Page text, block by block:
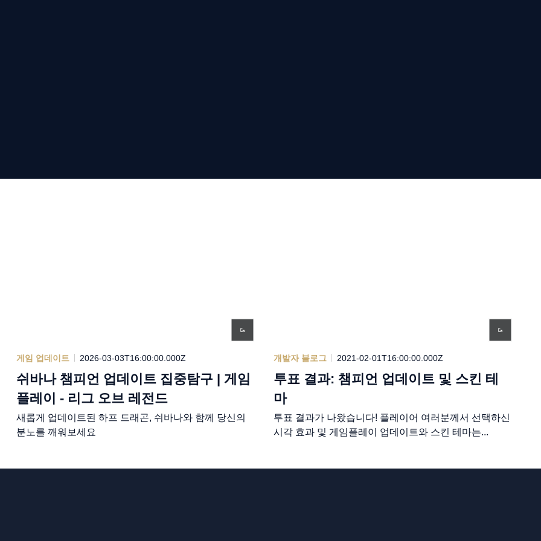
게임 업데이트 2026-03-03T16:00:00.000Z
쉬바나 챔피언 업데이트 집중탐구 | 게임
플레이 - 리그 오브 레전드
새롭게 업데이트된 하프 드래곤, 쉬바나와 함께 당신의
분노를 깨워보세요
개발자 블로그 2021-02-01T16:00:00.000Z
투표 결과: 챔피언 업데이트 및 스킨 테
마
투표 결과가 나왔습니다! 플레이어 여러분께서 선택하신
시각 효과 및 게임플레이 업데이트와 스킨 테마는...